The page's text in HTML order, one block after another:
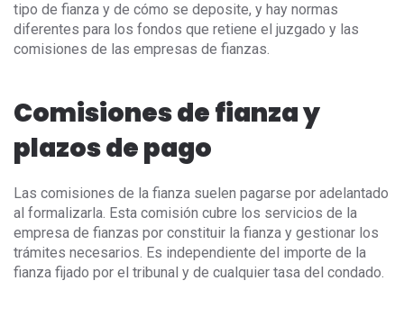
tipo de fianza y de cómo se deposite, y hay normas
diferentes para los fondos que retiene el juzgado y las
comisiones de las empresas de fianzas.
Comisiones de fianza y
plazos de pago
Las comisiones de la fianza suelen pagarse por adelantado
al formalizarla. Esta comisión cubre los servicios de la
empresa de fianzas por constituir la fianza y gestionar los
trámites necesarios. Es independiente del importe de la
fianza fijado por el tribunal y de cualquier tasa del condado.